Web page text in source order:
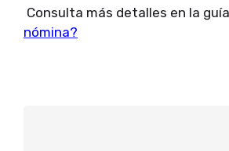
Consulta más detalles en la
nómina?